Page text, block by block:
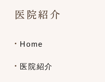
医院紹介
Home
医院紹介